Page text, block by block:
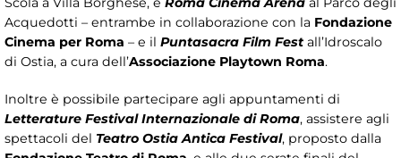
Acquedotti – entrambe in collaborazione con la Fondazione
Cinema per Roma – e il Puntasacra Film Fest all’Idroscalo
di Ostia, a cura dell’Associazione Playtown Roma.
Inoltre è possibile partecipare agli appuntamenti di
Letterature Festival Internazionale di Roma, assistere agli
spettacoli del Teatro Ostia Antica Festival, proposto dalla